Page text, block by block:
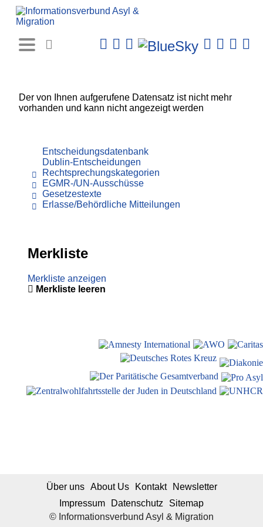
Der von Ihnen aufgerufene Datensatz ist nicht mehr
vorhanden und kann nicht angezeigt werden
Entscheidungsdatenbank
Dublin-Entscheidungen
Rechtsprechungskategorien
EGMR-/UN-Ausschüsse
Gesetzestexte
Erlasse/Behördliche Mitteilungen
Merkliste
Merkliste anzeigen
Merkliste leeren
© Informationsverbund Asyl & Migration
Über uns About Us Kontakt
Newsletter
Impressum
Datenschutz Sitemap